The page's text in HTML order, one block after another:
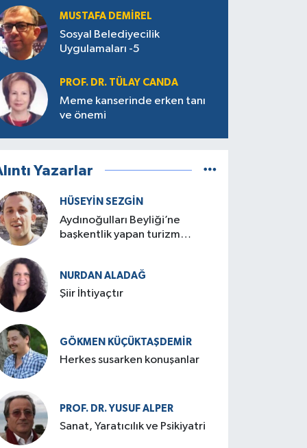
MUSTAFA DEMIREL
Sosyal Belediyecilik
Uygulamaları -5
PROF. DR. TÜLAY CANDA
Meme kanserinde erken tanı
ve önemi
Yazarlar
HÜSEYIN SEZGIN
Aydınoğulları Beyliği’ne
başkentlik yapan turizm
NURDAN ALADAĞ
Şiir İhtiyaçtır
GÖKMEN KÜÇÜKTAŞDEMIR
Herkes susarken konuşanlar
PROF. DR. YUSUF ALPER
Sanat, Yaratıcılık ve Psikiyatri